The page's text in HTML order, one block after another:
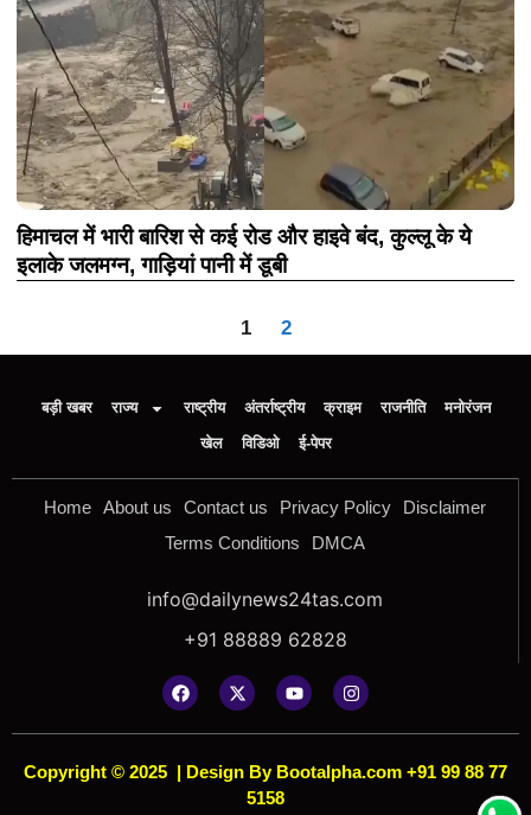
हिमाचल में भारी बारिश से कई रोड और हाइवे बंद, कुल्लू के ये
इलाके जलमग्न, गाड़ियां पानी में डूबी
1 2
बड़ी खबर राज्य राष्ट्रीय अंतर्राष्ट्रीय क्राइम राजनीति
मनोरंजन
खेल
विडिओ ई-पेपर
Home About us Contact us Privacy Policy
Disclaimer
Terms Conditions
DMCA
info@dailynews24tas.com
+91 88889 62828
Copyright © 2025 | Design By Bootalpha.com +91 99 88 77
5158